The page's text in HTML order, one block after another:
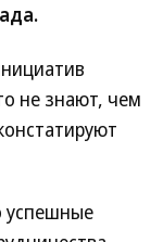
не знают, чем
успешные